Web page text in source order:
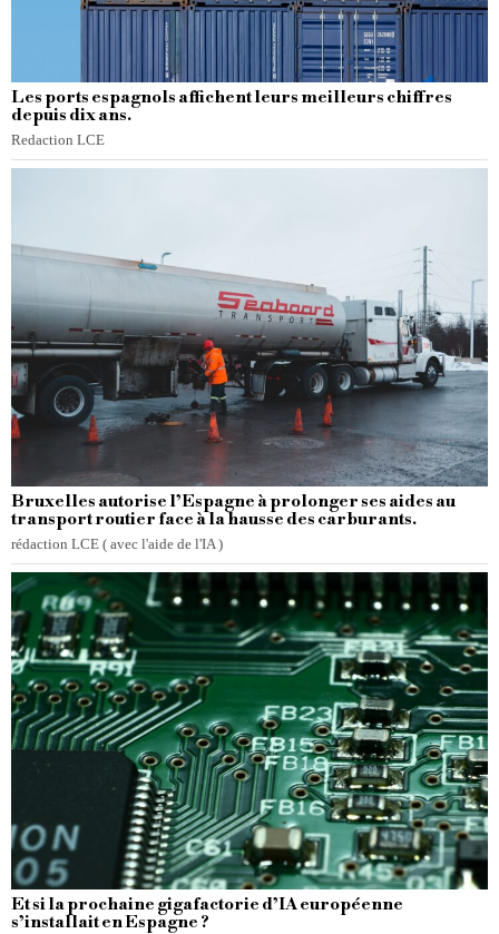
Les ports espagnols affichent leurs meilleurs chiffres
depuis dix ans.
Redaction LCE
Bruxelles autorise l’Espagne à prolonger ses aides au
transport routier face à la hausse des carburants.
rédaction LCE ( avec l'aide de l'IA )
Et si la prochaine gigafactorie d’IA européenne
s’installait en Espagne ?